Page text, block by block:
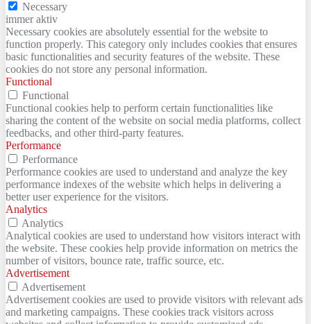
Necessary
immer aktiv
Necessary cookies are absolutely essential for the website to
function properly. This category only includes cookies that ensures
basic functionalities and security features of the website. These
cookies do not store any personal information.
Functional
Functional
Functional cookies help to perform certain functionalities like
sharing the content of the website on social media platforms, collect
feedbacks, and other third-party features.
Performance
Performance
Performance cookies are used to understand and analyze the key
performance indexes of the website which helps in delivering a
better user experience for the visitors.
Analytics
Analytics
Analytical cookies are used to understand how visitors interact with
the website. These cookies help provide information on metrics the
number of visitors, bounce rate, traffic source, etc.
Advertisement
Advertisement
Advertisement cookies are used to provide visitors with relevant ads
and marketing campaigns. These cookies track visitors across